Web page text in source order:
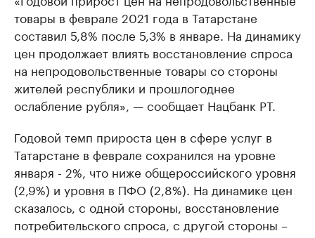
товары в феврале 2021 года в Татарстане
составил 5,8% после 5,3% в январе. На динамику
цен продолжает влиять восстановление спроса
на непродовольственные товары со стороны
жителей республики и прошлогоднее
ослабление рубля», — сообщает Нацбанк РТ.
Годовой темп прироста цен в сфере услуг в
Татарстане в феврале сохранился на уровне
января - 2%, что ниже общероссийского уровня
(2,9%) и уровня в ПФО (2,8%). На динамике цен
сказалось, с одной стороны, восстановление
потребительского спроса, с другой стороны –